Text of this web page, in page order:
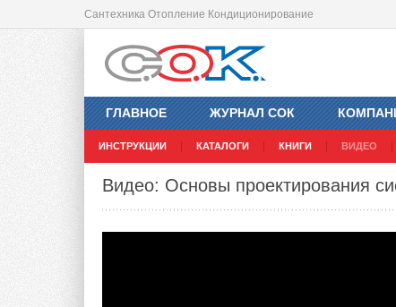
Сантехника Отопление Кондиционирование
ГЛАВНОЕ ЖУРНАЛ СОК
ИНСТРУКЦИИ КАТАЛОГИ КНИГИ ВИДЕО
Видео: Основы проектирования